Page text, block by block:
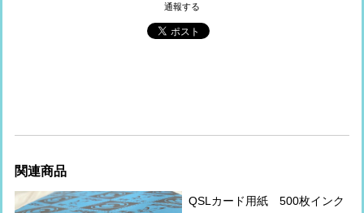
通報する
関連商品
QSLカード用紙 500枚インク